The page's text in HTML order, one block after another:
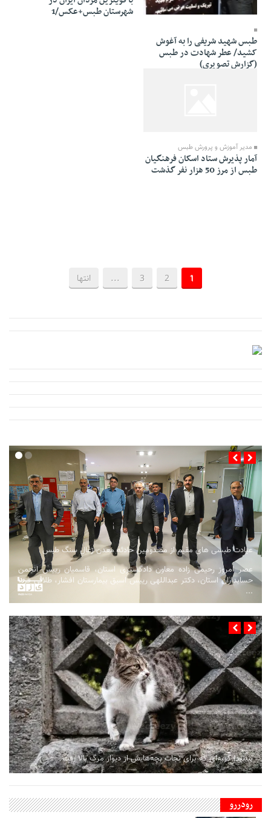
19 Tir 1403 - 10:37
طبس شهید شریفی را به آغوش
کشید/ عطر شهادت در طبس
(گزارش تصویری)
شهرستان طبس+عکس/1
مدیر آموزش و پرورش طبس
آمار پذیرش ستاد اسکان فرهنگیان
طبس از مرز 50 هزار نفر گذشت
1
2
3
... انتها
عیادت طبسی های مقیم از مصدومین حادثه معدن زغال سنگ طبس
عصر امروز رحیمی زاده معاون دادگستری استان، قاسمیان رییس انجمن
حسابداران استان، دکتر عبداللهی رییس اسبق بیمارستان افشار، طلایی فرما
...
ببینید| گربه‌ای که برای نجات بچه‌هایش از دیوار مرگ بالا رفت
رودررو